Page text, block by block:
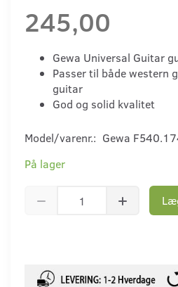
245,00
Gewa Universal Guitar
Passer til både western
guitar
God og solid kvalitet
Model/varenr.: Gewa
På lager